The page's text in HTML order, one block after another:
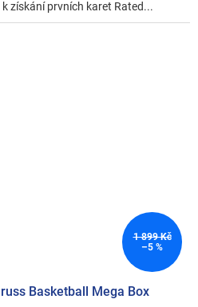
získání prvních karet Rated...
1 899 Kč
–5 %
Basketball Mega Box